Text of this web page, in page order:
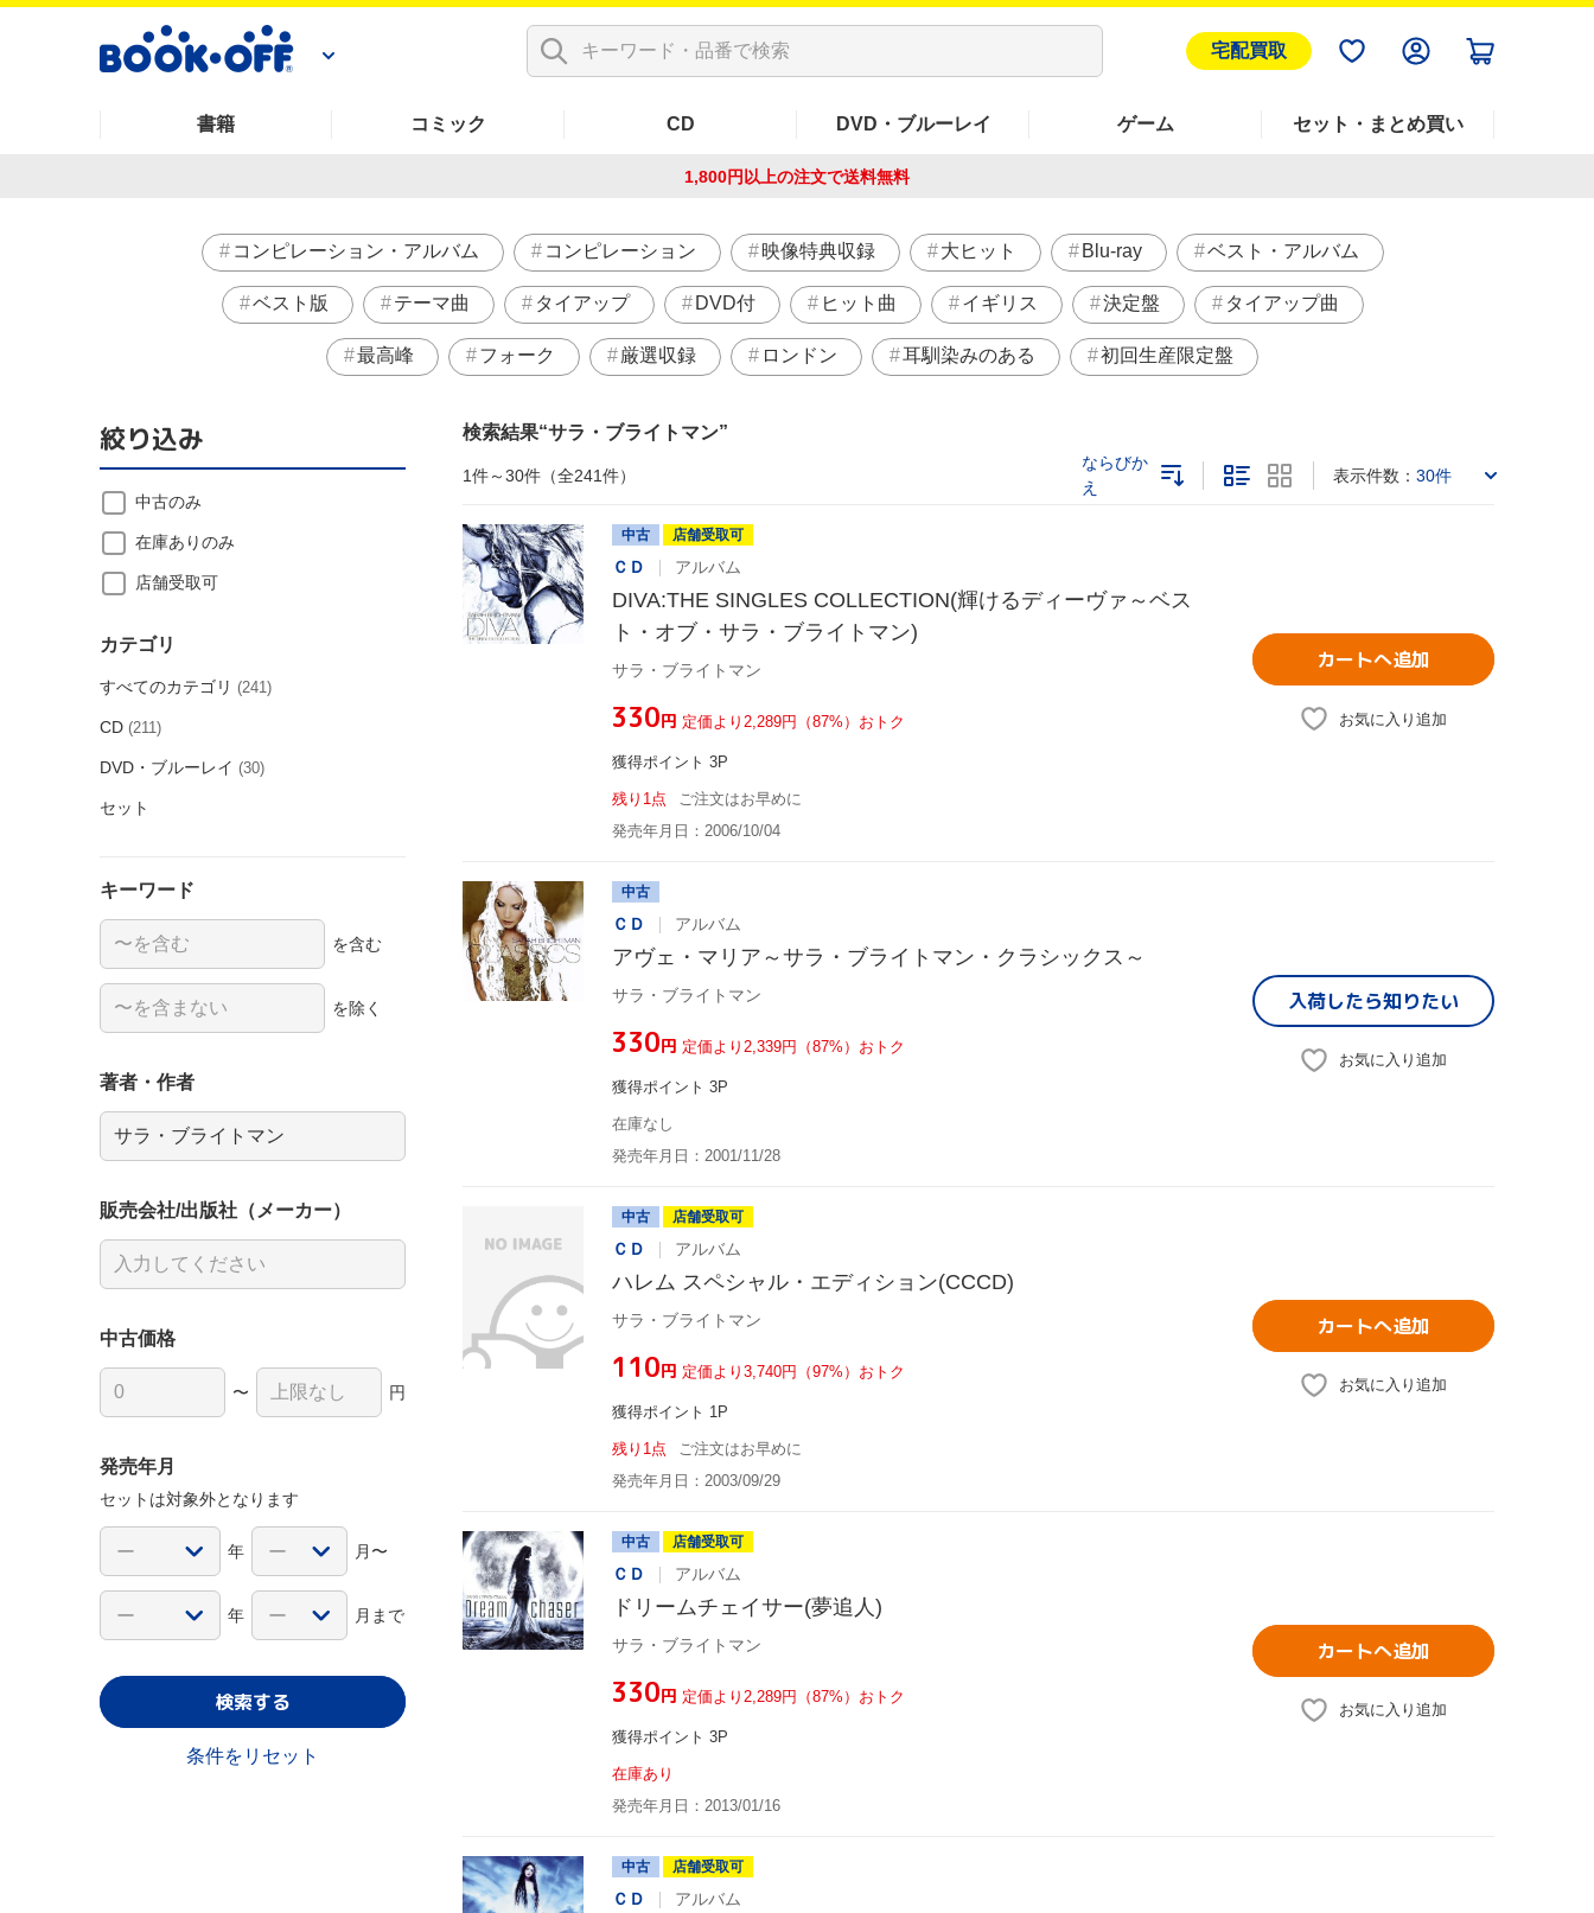
宅配買取
書籍 コミック CD DVD・ブルーレイ ゲーム セット・まとめ買い
1,800円以上の注文で送料無料
コンピレーション・アルバム コンピレーション 映像特典収録 大ヒット Blu-ray ベスト・アルバム
ベスト版 テーマ曲 タイアップ DVD付 ヒット曲 イギリス 決定盤 タイアップ曲
最高峰 フォーク 厳選収録 ロンドン 耳馴染みのある 初回生産限定盤
検索結果 サラ・ブライトマン
1件～30件（全241件）
ならびか
え
表示件数： 30件
中古 店舗受取可
ＣＤ アルバム
DIVA:THE SINGLES COLLECTION(輝けるディーヴァ～ベス
ト・オブ・サラ・ブライトマン)
サラ・ブライトマン
¥330円 定価より2,289円（87%）おトク
獲得ポイント 3P
残り1点
ご注文はお早めに
発売年月日：2006/10/04
カートへ追加
お気に入り追加
中古
ＣＤ アルバム
アヴェ・マリア～サラ・ブライトマン・クラシックス～
サラ・ブライトマン
¥330円 定価より2,339円（87%）おトク
獲得ポイント 3P
在庫なし
発売年月日：2001/11/28
入荷したら知りたい
お気に入り追加
中古 店舗受取可
ＣＤ アルバム
ハレム スペシャル・エディション(CCCD)
サラ・ブライトマン
¥110円 定価より3,740円（97%）おトク
獲得ポイント 1P
残り1点
ご注文はお早めに
発売年月日：2003/09/29
カートへ追加
お気に入り追加
中古 店舗受取可
ＣＤ アルバム
ドリームチェイサー(夢追人)
サラ・ブライトマン
¥330円 定価より2,289円（87%）おトク
獲得ポイント 3P
在庫あり
発売年月日：2013/01/16
カートへ追加
お気に入り追加
中古 店舗受取可
ＣＤ アルバム
絞り込み
中古のみ
在庫ありのみ
店舗受取可
カテゴリ
すべてのカテゴリ (241)
CD (211)
DVD・ブルーレイ (30)
セット
キーワード
を含む
を除く
著者・作者
販売会社/出版社（メーカー）
中古価格
〜 円
発売年月
セットは対象外となります
年 月〜
年 月まで
検索する
条件をリセット